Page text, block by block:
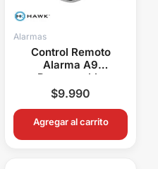
Alarmas
Control Remoto
Alarma A9
Programable
Multimarca Hawk
Nemesis Genius
Target WS Eltec
Bulldozer
$9.990
Agregar al carrito